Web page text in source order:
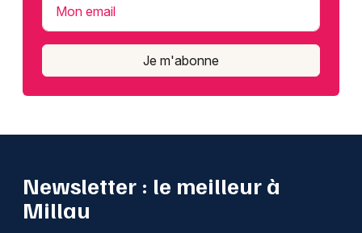
Mon email
Je m'abonne
Newsletter : le meilleur à
Millau